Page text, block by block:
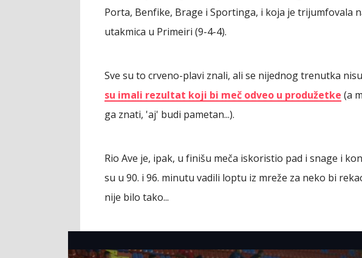
Porta, Benfike, Brage i Sportinga, i koja je trijumfovala
utakmica u Primeiri (9-4-4).
Sve su to crveno-plavi znali, ali se nijednog trenutka
su imali rezultat koji bi meč odveo u produžetke (a
ga znati, 'aj' budi pametan...).
Rio Ave je, ipak, u finišu meča iskoristio pad i snage i
su u 90. i 96. minutu vadili loptu iz mreže za neko bi
nije bilo tako...